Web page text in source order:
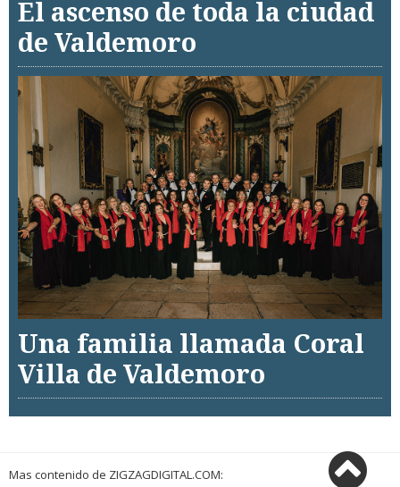
El ascenso de toda la ciudad
de Valdemoro
Una familia llamada Coral
Villa de Valdemoro
Mas contenido de ZIGZAGDIGITAL.COM: